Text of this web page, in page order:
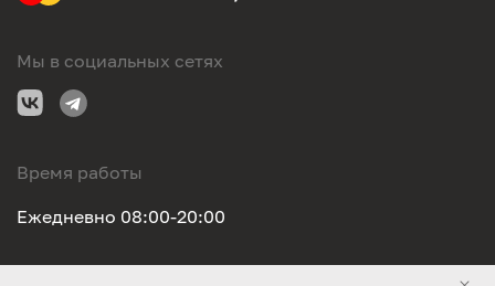
Мы в социальных сетях
Время работы
Ежедневно 08:00-20:00